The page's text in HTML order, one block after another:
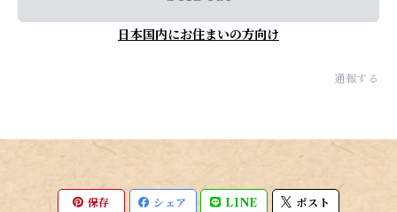
日本国内にお住まいの方向け
通報する
保存 シェア LINE ポスト